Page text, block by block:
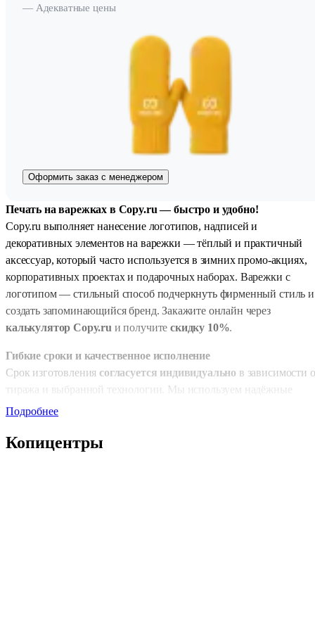
— Адекватные цены
Оформить заказ с менеджером
Печать на варежках в Copy.ru — быстро и удобно!
Copy.ru выполняет нанесение логотипов, надписей и
декоративных элементов на варежки — тёплый и практичный
аксессуар, который часто используется в зимних промо-акциях,
корпоративных проектах и подарочных наборах. Варежки с
логотипом — стильный способ подчеркнуть фирменный стиль и
создать запоминающийся бренд. Закажите онлайн через
калькулятор Copy.ruи получитескидку 10%.
Гибкие сроки и качественное исполнение
Срок изготовления согласуется индивидуально в зависимости
тиража и выбранной технологии. Мы используем надёжные
методы брендирования, специально подходящие для текстиля:
и утеплённых варежек,
Подробнее
Копицентры